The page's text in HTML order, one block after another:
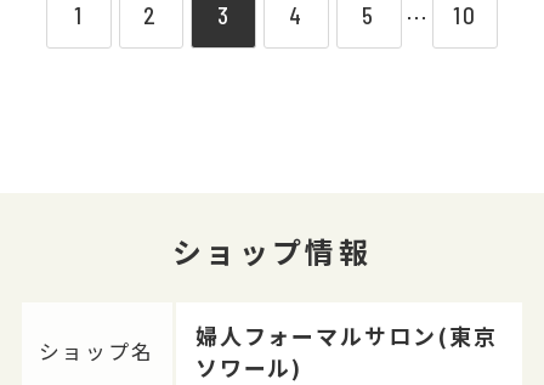
1 2 3 4 5 ⋯ 10
ショップ情報
ショップ名
婦人フォーマルサロン(東京
ソワール)